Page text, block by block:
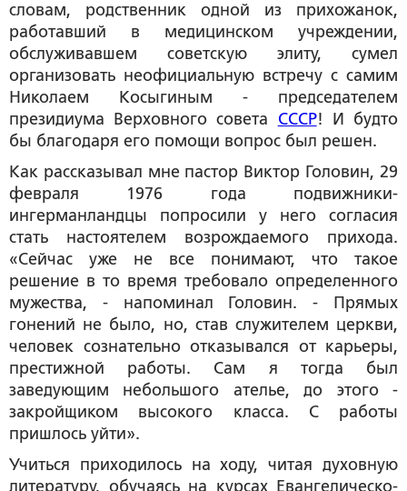
словам, родственник одной из прихожанок,
работавший в медицинском учреждении,
обслуживавшем советскую элиту, сумел
организовать неофициальную встречу с самим
Николаем Косыгиным - председателем
президиума Верховного совета СССР! И будто
бы благодаря его помощи вопрос был решен.
Как рассказывал мне пастор Виктор Головин, 29
февраля 1976 года подвижники-
ингерманландцы попросили у него согласия
стать настоятелем возрождаемого прихода.
«Сейчас уже не все понимают, что такое
решение в то время требовало определенного
мужества, - напоминал Головин. - Прямых
гонений не было, но, став служителем церкви,
человек сознательно отказывался от карьеры,
престижной работы. Сам я тогда был
заведующим небольшого ателье, до этого -
закройщиком высокого класса. С работы
пришлось уйти».
Учиться приходилось на ходу, читая духовную
литературу, обучаясь на курсах Евангелическо-